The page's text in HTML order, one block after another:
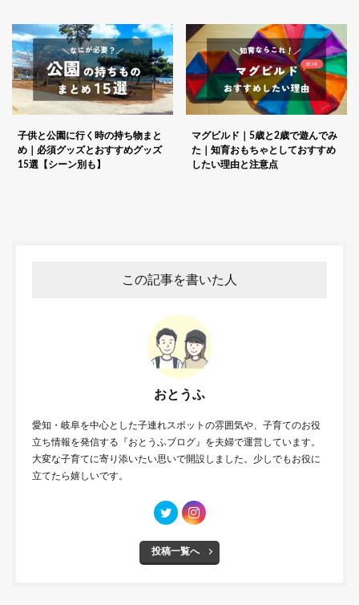
子供と公園に行く時の持ち物まと
め｜必須グッズとおすすめグッズ
15選【シーン別も】
マグビルド｜5歳と2歳で遊んでみ
た｜知育おもちゃとしておすすめ
したい理由と注意点
この記事を書いた人
おとうふ
愛知・岐阜を中心とした子連れスポットの雰囲気や、子育てのお役
立ち情報を発信する『おとうふブログ』を夫婦で運営しています。
大変な子育てに寄り添いたい思いで開設しました。少しでもお役に
立てたら嬉しいです。
投稿一覧へ